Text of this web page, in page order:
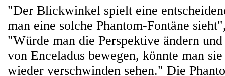
"Der Blickwinkel spielt eine
man eine solche Phantom-Fontäne
"Würde man die Perspektive ändern
von Enceladus bewegen, könnte man
wieder verschwinden sehen." Die